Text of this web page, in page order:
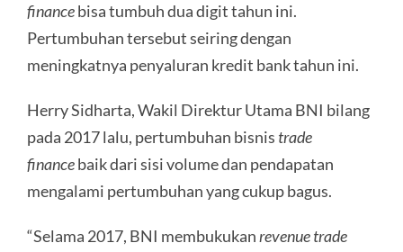
financebisa tumbuh dua digit tahun ini.
Pertumbuhan tersebut seiring dengan
meningkatnya penyaluran kredit bank tahun ini.
Herry Sidharta, Wakil Direktur Utama BNI bilang
pada 2017 lalu, pertumbuhan bisnis trade
financebaik dari sisi volume dan pendapatan
mengalami pertumbuhan yang cukup bagus.
“Selama 2017, BNI membukukanrevenue trade